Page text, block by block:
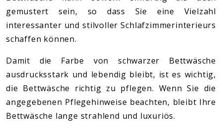
gemustert sein, so dass Sie eine Vielzahl
interessanter und stilvoller Schlafzimmerinterieurs
schaffen können.
Damit die Farbe von schwarzer Bettwäsche
ausdrucksstark und lebendig bleibt, ist es wichtig,
die Bettwäsche richtig zu pflegen. Wenn Sie die
angegebenen Pflegehinweise beachten, bleibt Ihre
Bettwäsche lange strahlend und luxuriös.